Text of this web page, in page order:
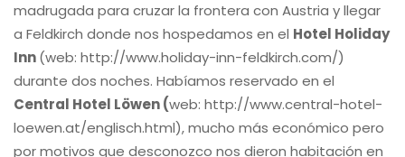
madrugada para cruzar la frontera con Austria y llegar
a Feldkirch donde nos hospedamos en el Hotel Holiday
Inn(web: http://www.holiday-inn-feldkirch.com/)
durante dos noches. Habíamos reservado en el
Central Hotel Löwen (web: http://www.central-hotel-
loewen.at/englisch.html), mucho más económico pero
por motivos que desconozco nos dieron habitación en